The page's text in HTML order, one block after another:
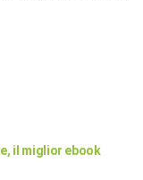
il miglior ebook